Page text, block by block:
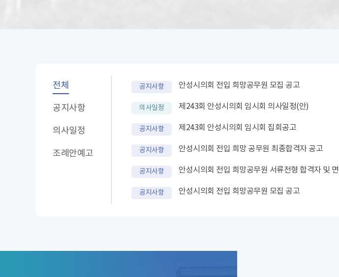
전체 공지사항 안성시의회 전입 희망공무원 모집 공고
의사일정 제243회 안성시의회 임시회 의사일정(안)
공지사항 제243회 안성시의회 임시회 집회공고
공지사항 안성시의회 전입 희망 공무원 최종합격자 공고
공지사항
공지사항 안성시의회 전입 희망공무원 모집 공고
공지 사항
의사일정
조례안예고